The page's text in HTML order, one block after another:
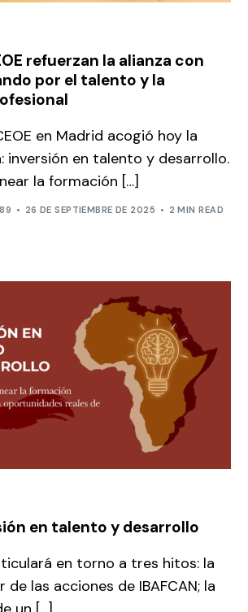
refuerzan la alianza con
por el talento y la
en Madrid acogió hoy la
inversión en talento y desarrollo.
la formación […]
26 DE SEPTIEMBRE DE 2025 2 MIN READ
en talento y desarrollo
en torno a tres hitos: la
de las acciones de IBAFCAN; la